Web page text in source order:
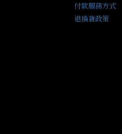
付款服務方式
退換貨政策